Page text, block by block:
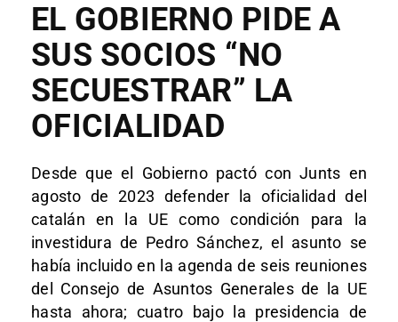
EL GOBIERNO PIDE A
SUS SOCIOS “NO
SECUESTRAR” LA
OFICIALIDAD
Desde que el Gobierno pactó con Junts en
agosto de 2023 defender la oficialidad del
catalán en la UE como condición para la
investidura de Pedro Sánchez, el asunto se
había incluido en la agenda de seis reuniones
del Consejo de Asuntos Generales de la UE
hasta ahora; cuatro bajo la presidencia de